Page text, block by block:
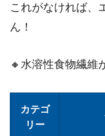
これがなければ、
ん！
🔸水溶性食物繊維
カテゴ
リー